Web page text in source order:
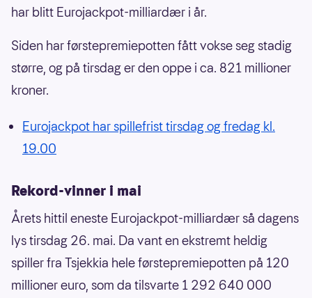
har blitt Eurojackpot-milliardær i år.
Siden har førstepremiepotten fått vokse seg stadig
større, og på tirsdag er den oppe i ca. 821 millioner
kroner.
Eurojackpot har spillefrist tirsdag og fredag kl.
19.00
Rekord-vinner i mai
Årets hittil eneste Eurojackpot-milliardær så dagens
lys tirsdag 26. mai. Da vant en ekstremt heldig
spiller fra Tsjekkia hele førstepremiepotten på 120
millioner euro, som da tilsvarte 1 292 640 000